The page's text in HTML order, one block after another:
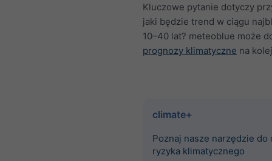
Kluczowe pytanie dotyczy
jaki będzie trend w ciągu
10–40 lat? meteoblue może
prognozy klimatyczne na
climate+
Poznaj nasze narzędzie do
ryzyka klimatycznego